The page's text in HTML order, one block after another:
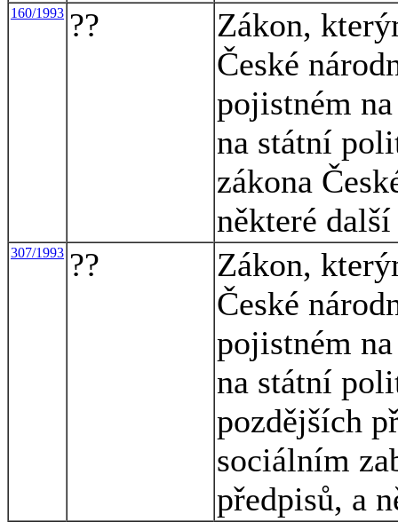
160/1993 ??
Zákon,
České
pojistném
na státní
zákona
některé
307/1993 ??
Zákon,
České
pojistném
na státní
pozdějších
sociálním
předpisů, a